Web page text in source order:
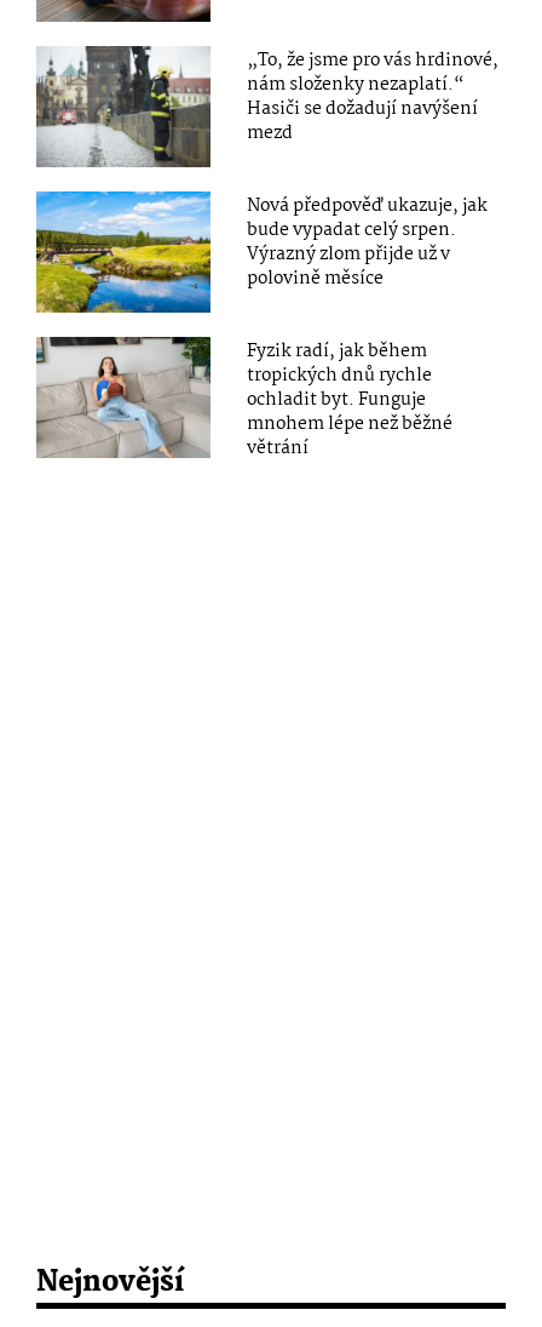
„To, že jsme pro vás hrdinové,
nám složenky nezaplatí.“
Hasiči se dožadují navýšení
mezd
Nová předpověď ukazuje, jak
bude vypadat celý srpen.
Výrazný zlom přijde už v
polovině měsíce
Fyzik radí, jak během
tropických dnů rychle
ochladit byt. Funguje
mnohem lépe než běžné
větrání
Nejnovější